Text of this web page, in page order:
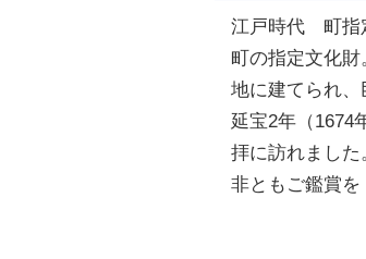
江戸時代 町指
町の指定文化
地に建てられ、
延宝2年（1674
拝に訪れまし
非ともご鑑賞を